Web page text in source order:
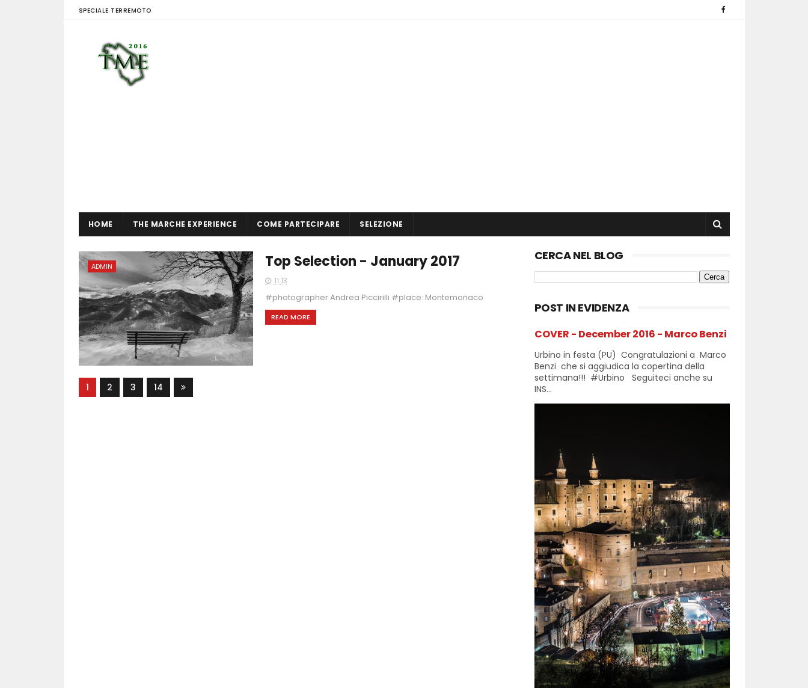
SPECIALE TERREMOTO
HOME THE MARCHE EXPERIENCE COME PARTECIPARE SELEZIONE
ADMIN Top Selection - January 2017
11:13
#photographer Andrea Piccirilli #place: Montemonaco
READ MORE
1 2 3 14
CERCA NEL BLOG
POST IN EVIDENZA
COVER - December 2016 - Marco Benzi
Urbino in festa (PU) Congratulazioni a Marco
Benzi che si aggiudica la copertina della
settimana!!! #Urbino Seguiteci anche su
INS...